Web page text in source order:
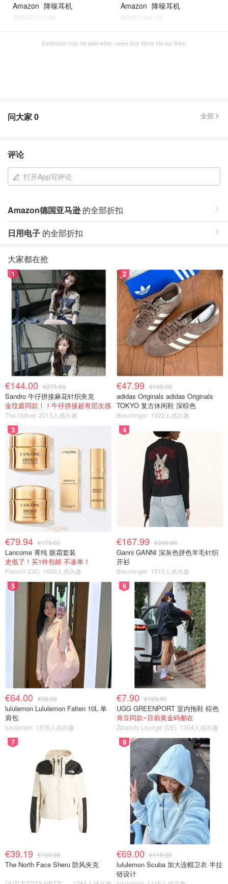
Amazon 降噪耳机
@dealmoon.de
Amazon 降噪耳机
@dealmoon.de
Dealmoon may be paid when users buy items via our links.
问大家0 全部
评论
打开App写评论
Amazon德国亚马逊的全部折扣
日用电子 的全部折扣
大家都在抢
1
€144.00 €275.00
Sandro 牛仔拼接麻花针织夹克
金玟庭同款！！牛仔拼接超有层次感
The Outnet 2015人感兴趣
2
€47.99 €100.00
adidas Originals adidas Originals
TOKYO 复古休闲鞋 深棕色
Breuninger 1922人感兴趣
3
€79.94 €175.00
Lancome 菁纯 眼霜套装
史低了！买1件包邮 不凑单！
Flaconi (DE) 1650人感兴趣
4
€167.99 €349.99
Ganni GANNI 深灰色拼色羊毛针织
开衫
Breuninger 1513人感兴趣
5
€64.00 €88.00
lululemon Lululemon Falten 10L 单
肩包
lululemon 1376人感兴趣
6
€7.90 €129.95
UGG GREENPORT 室内拖鞋 棕色
肯豆同款~目前黄金码都在
Zalando Lounge (DE) 1304人感兴趣
7
€39.19 €100.00
The North Face Sheru 防风夹克
8
€69.00 €118.00
lululemon Scuba 加大连帽卫衣 半拉
链设计